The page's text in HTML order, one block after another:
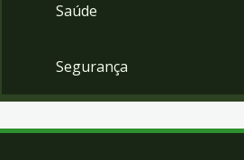
Saúde
Segurança